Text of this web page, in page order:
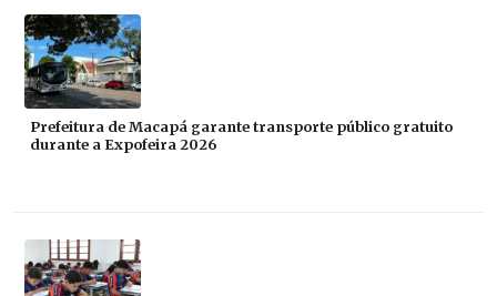
Prefeitura de Macapá garante transporte público gratuito
durante a Expofeira 2026